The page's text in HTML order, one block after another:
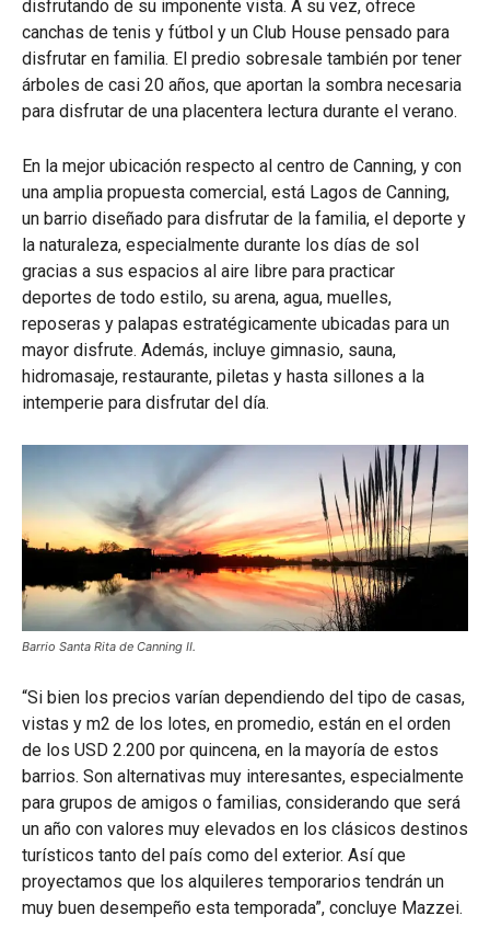
disfrutando de su imponente vista. A su vez, ofrece
canchas de tenis y fútbol y un Club House pensado para
disfrutar en familia. El predio sobresale también por tener
árboles de casi 20 años, que aportan la sombra necesaria
para disfrutar de una placentera lectura durante el verano.
En la mejor ubicación respecto al centro de Canning, y con
una amplia propuesta comercial, está Lagos de Canning,
un barrio diseñado para disfrutar de la familia, el deporte y
la naturaleza, especialmente durante los días de sol
gracias a sus espacios al aire libre para practicar
deportes de todo estilo, su arena, agua, muelles,
reposeras y palapas estratégicamente ubicadas para un
mayor disfrute. Además, incluye gimnasio, sauna,
hidromasaje, restaurante, piletas y hasta sillones a la
intemperie para disfrutar del día.
Barrio Santa Rita de Canning II.
“Si bien los precios varían dependiendo del tipo de casas,
vistas y m2 de los lotes, en promedio, están en el orden
de los USD 2.200 por quincena, en la mayoría de estos
barrios. Son alternativas muy interesantes, especialmente
para grupos de amigos o familias, considerando que será
un año con valores muy elevados en los clásicos destinos
turísticos tanto del país como del exterior. Así que
proyectamos que los alquileres temporarios tendrán un
muy buen desempeño esta temporada”, concluye Mazzei.